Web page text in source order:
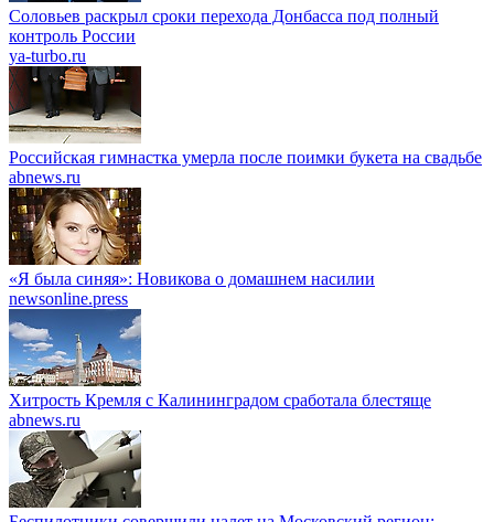
Соловьев раскрыл сроки перехода Донбасса под полный
контроль России
ya-turbo.ru
Российская гимнастка умерла после поимки букета на свадьбе
abnews.ru
«Я была синяя»: Новикова о домашнем насилии
newsonline.press
Хитрость Кремля с Калининградом сработала блестяще
abnews.ru